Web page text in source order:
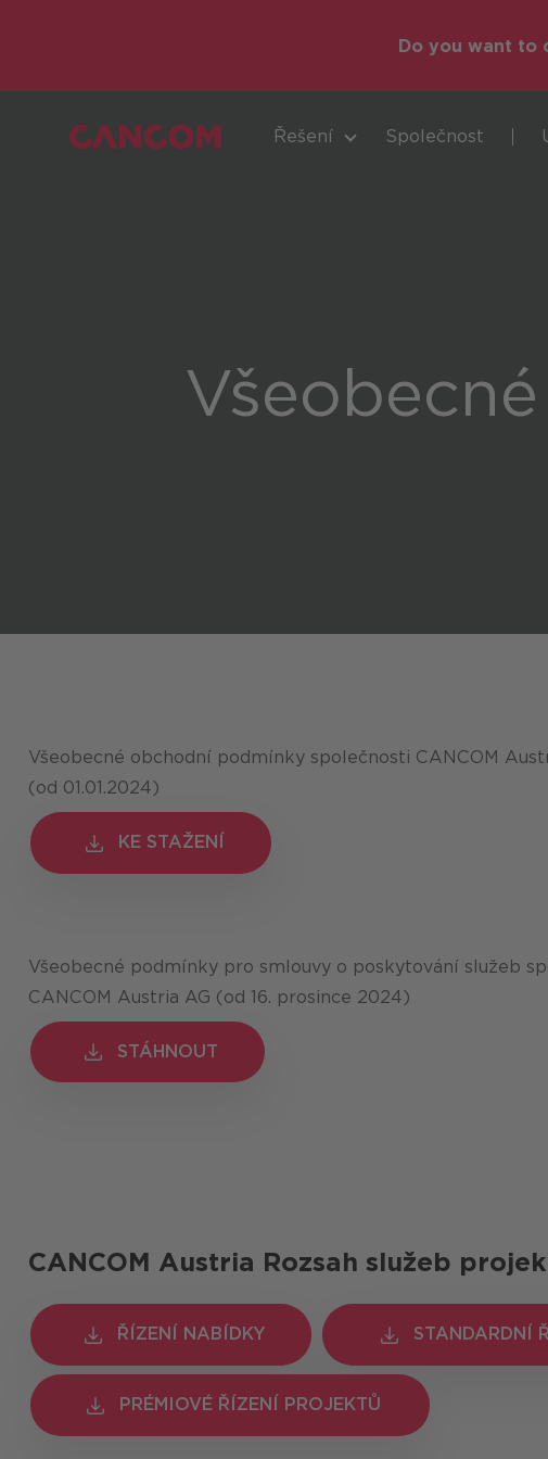
Do you want to
Řešení Společnost
Všeobecné obchodní podmínky společnosti CANCOM
(od 01.01.2024)
KE STAŽENÍ
KE STAŽENÍ
Všeobecné podmínky pro smlouvy o poskytování služeb
CANCOM Austria AG (od 16. prosince 2024)
STÁHNOUT
STÁHNOUT
CANCOM Austria Rozsah služeb
ŘÍZENÍ NABÍDKY
ŘÍZENÍ NABÍDKY STANDARDNÍ
STANDARDNÍ
PRÉMIOVÉ ŘÍZENÍ PROJEKTŮ
PRÉMIOVÉ ŘÍZENÍ PROJEKTŮ